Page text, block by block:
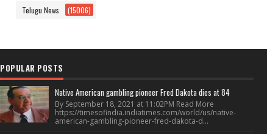
Telugu News (15006)
POPULAR POSTS
Native American gambling pioneer Fred Dakota dies at 84
By September 18, 2021 at 11:02PM Read More
https://timesofindia.indiatimes.com/world/us/native-
american-gambling-pioneer-fred-dakota-d...